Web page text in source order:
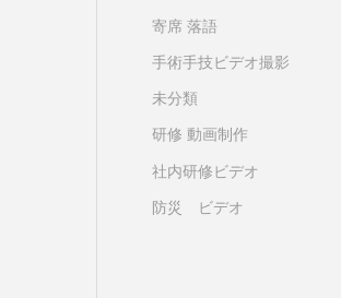
寄席 落語
手術手技ビデオ撮影
未分類
研修 動画制作
社内研修ビデオ
防災 ビデオ